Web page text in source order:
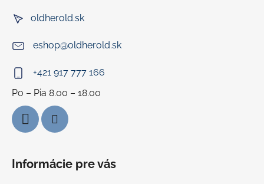
oldherold.sk
eshop@oldherold.sk
+421 917 777 166
Informácie pre vás